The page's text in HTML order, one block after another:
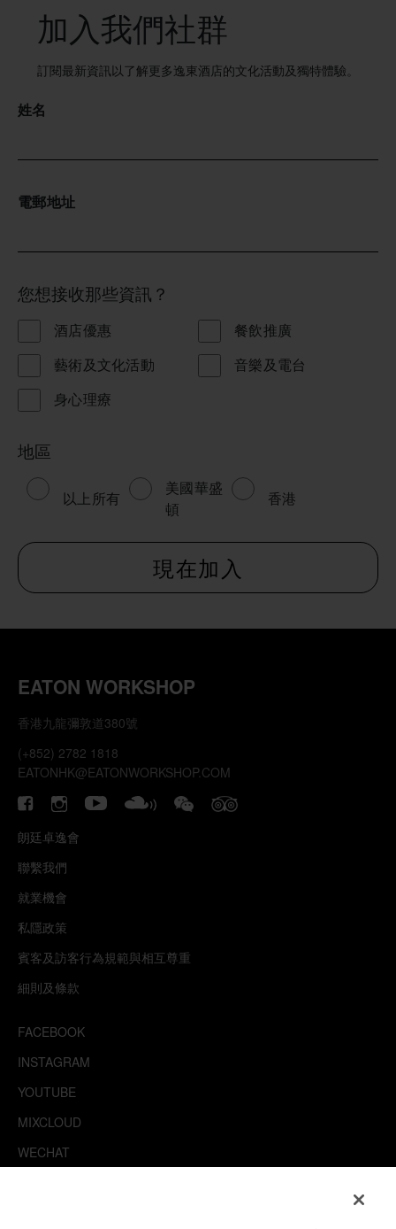
加入我們社群
訂閱最新資訊以了解更多逸東酒店的文化活動及獨特體驗。
姓名
電郵地址
您想接收那些資訊？
酒店優惠
餐飲推廣
藝術及文化活動
音樂及電台
身心理療
地區
以上所有
美國華盛
頓
香港
EATON WORKSHOP
香港九龍彌敦道380號
(+852) 2782 1818
EATONHK@EATONWORKSHOP.COM
朗廷卓逸會
聯繫我們
就業機會
私隱政策
賓客及訪客行為規範與相互尊重
細則及條款
FACEBOOK
INSTAGRAM
YOUTUBE
MIXCLOUD
WECHAT